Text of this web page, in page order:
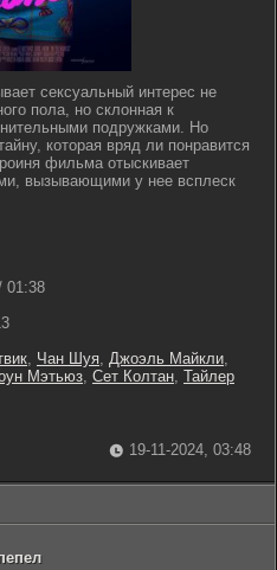
сексуальный интерес не
пола, но склонная к
подружками. Но
которая вряд ли понравится
фильма отыскивает
вызывающими у нее всплеск
01:38
, Чан Шуя, Джоэль Майкли,
Мэтьюз, Сет Колтан, Тайлер
19-11-2024, 03:48